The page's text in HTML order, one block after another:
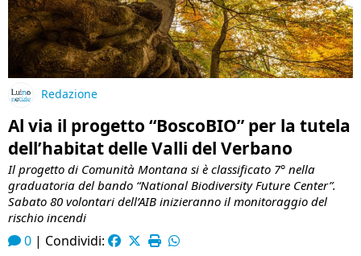
Redazione
Al via il progetto “BoscoBIO” per la tutela
dell’habitat delle Valli del Verbano
Il progetto di Comunità Montana si è classificato 7° nella
graduatoria del bando “National Biodiversity Future Center”.
Sabato 80 volontari dell’AIB inizieranno il monitoraggio del
rischio incendi
0 | Condividi: